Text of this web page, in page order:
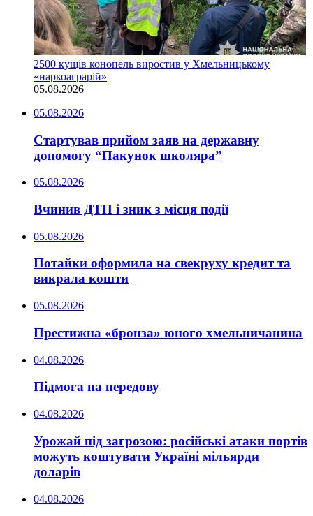
2500 кущів конопель виростив у Хмельницькому
«наркоаграрій»
05.08.2026
05.08.2026
Стартував прийом заяв на державну
допомогу “Пакунок школяра”
05.08.2026
Вчинив ДТП і зник з місця події
05.08.2026
Потайки оформила на свекруху кредит та
викрала кошти
05.08.2026
Престижна «бронза» юного хмельничанина
04.08.2026
Підмога на передову
04.08.2026
Урожай під загрозою: російські атаки портів
можуть коштувати Україні мільярди
доларів
04.08.2026